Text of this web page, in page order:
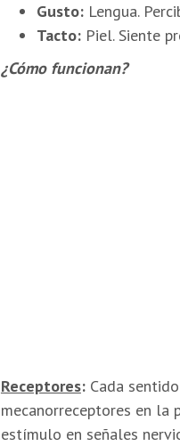
Gusto:Lengua.
Tacto:Piel. Siente
¿Cómo funcionan?
Receptores:Cada
mecanorreceptores en la
estímulo en señales